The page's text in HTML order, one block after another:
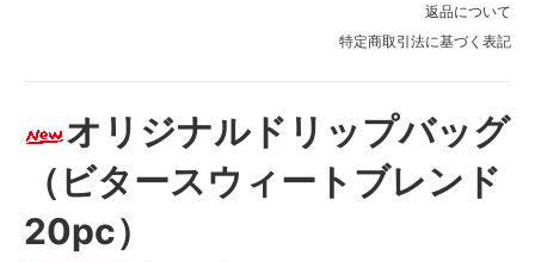
返品について
特定商取引法に基づく表記
オリジナルドリップバッグ
（ビタースウィートブレンド
20pc）